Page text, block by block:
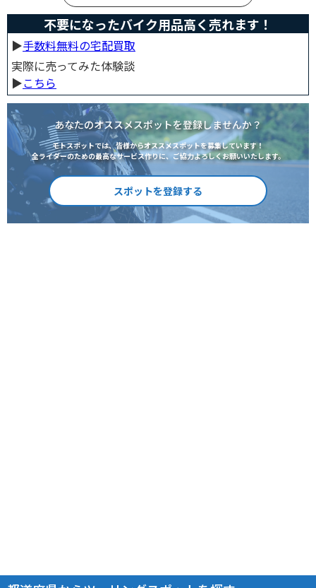
不要になったバイク用品高く売れます！
▶︎手数料無料の宅配買取
実際に売ってみた体験談
▶︎こちら
あなたのオススメスポットを登録しませんか？
モトスポットでは、皆様からオススメスポットを募集しています！
全ライダーのための最高なサービス作りに、ご協力よろしくお願いいたします。
スポットを登録する